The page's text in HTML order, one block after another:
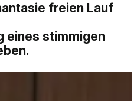
freien Lauf
eines stimmigen